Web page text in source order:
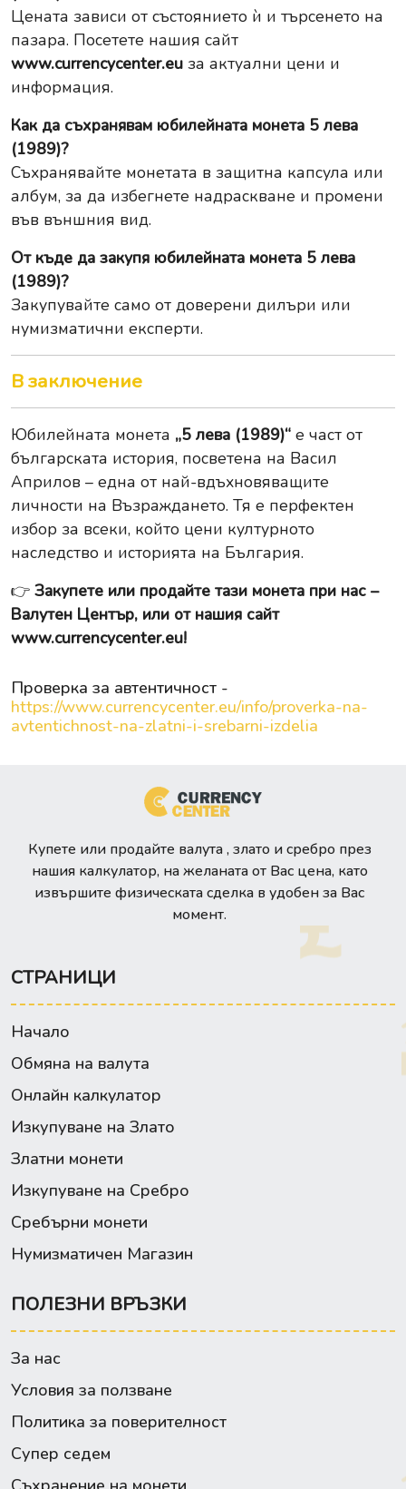
Цената зависи от състоянието ѝ и търсенето на
пазара. Посетете нашия сайт
www.currencycenter.eu за актуални цени и
информация.
Как да съхранявам юбилейната монета 5 лева
(1989)?
Съхранявайте монетата в защитна капсула или
албум, за да избегнете надраскване и промени
във външния вид.
От къде да закупя юбилейната монета 5 лева
(1989)?
Закупувайте само от доверени дилъри или
нумизматични експерти.
В заключение
Юбилейната монета „5 лева (1989)“ е част от
българската история, посветена на Васил
Априлов – една от най-вдъхновяващите
личности на Възраждането. Тя е перфектен
избор за всеки, който цени културното
наследство и историята на България.
👉 Закупете или продайте тази монета при нас –
Валутен Център, или от нашия сайт
www.currencycenter.eu!
Проверка за автентичност -
https://www.currencycenter.eu/info/proverka-na-
avtentichnost-na-zlatni-i-srebarni-izdelia
Купете или продайте валута , злато и сребро през
нашия калкулатор, на желаната от Вас цена, като
извършите физическата сделка в удобен за Вас
момент.
СТРАНИЦИ
Начало
Обмяна на валута
Онлайн калкулатор
Изкупуване на Злато
Златни монети
Изкупуване на Сребро
Сребърни монети
Нумизматичен Магазин
ПОЛЕЗНИ ВРЪЗКИ
За нас
Условия за ползване
Политика за поверителност
Супер седем